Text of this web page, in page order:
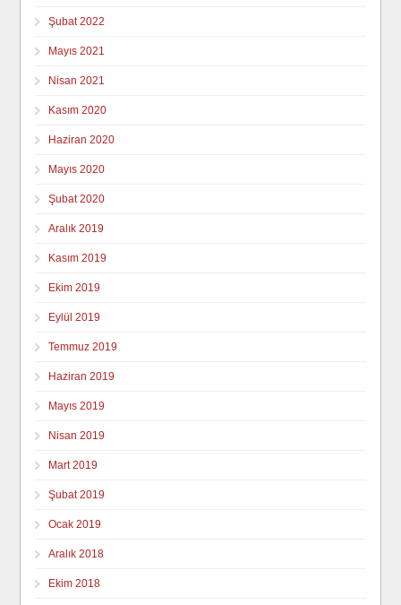
Şubat 2022
Mayıs 2021
Nisan 2021
Kasım 2020
Haziran 2020
Mayıs 2020
Şubat 2020
Aralık 2019
Kasım 2019
Ekim 2019
Eylül 2019
Temmuz 2019
Haziran 2019
Mayıs 2019
Nisan 2019
Mart 2019
Şubat 2019
Ocak 2019
Aralık 2018
Ekim 2018